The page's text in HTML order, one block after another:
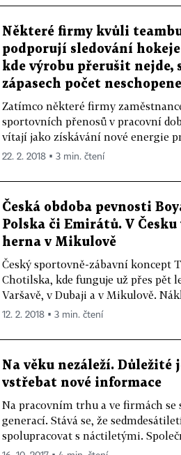
Některé firmy kvůli
podporují sledování
kde výrobu přerušit nejde,
zápasech počet
Zatímco některé firmy
sportovních přenosů v pracovní
vítají jako získávání nové energie
22. 2. 2018 ▪ 3 min. čtení
Česká obdoba pevnosti
Polska či Emirátů. V
herna v Mikulově
Český sportovně-zábavní koncept
Chotilska, kde funguje už přes pět
Varšavě, v Dubaji a v Mikulově.
12. 2. 2018 ▪ 3 min. čtení
Na věku nezáleží. Důležité
vstřebat nové informace
Na pracovním trhu a ve firmách
generací. Stává se, že
spolupracovat s náctiletými.